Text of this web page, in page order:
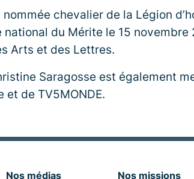
nommée chevalier de la Légion
national du Mérite le 15
Arts et des Lettres.
Saragosse est également
et de TV5MONDE.
Nos médias Nos missions